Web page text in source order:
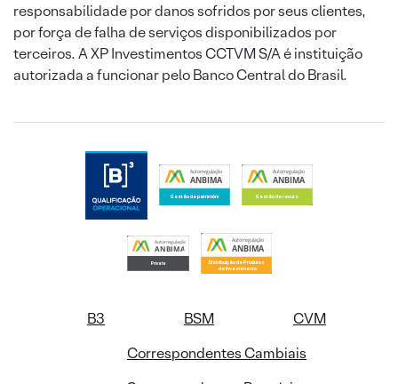
responsabilidade por danos sofridos por seus clientes,
por força de falha de serviços disponibilizados por
terceiros. A XP Investimentos CCTVM S/A é instituição
autorizada a funcionar pelo Banco Central do Brasil.
B3 BSM
CVM
Correspondentes Cambiais